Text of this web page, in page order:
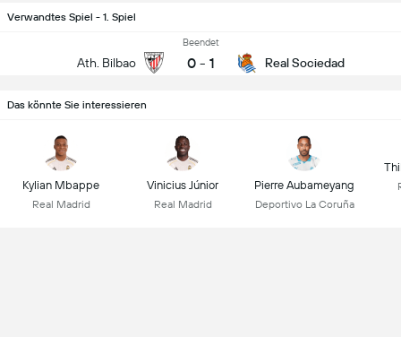
Verwandtes Spiel - 1. Spiel
Ath. Bilbao
Beendet
0 - 1 Real Sociedad
Das könnte Sie interessieren
Kylian Mbappe
Real Madrid
Vinicius Júnior
Real Madrid
Pierre Aubameyang
Deportivo La Coruña